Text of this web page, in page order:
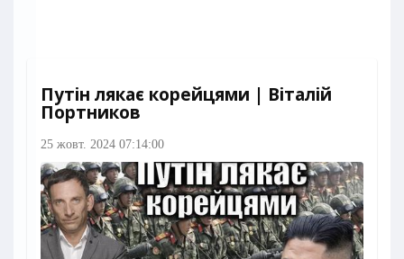
Путін лякає корейцями | Віталій
Портников
25 жовт. 2024 07:14:00